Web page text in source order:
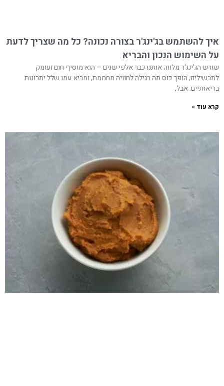
איך להשתמש בג'ינג'ר בצורה נכונה? כל מה שצריך לדעת
על השימוש הנכון והבריא
שורש הג'ינג'ר מלווה אותנו כבר אלפי שנים – הוא מוסיף חום ועומק
לתבשילים, הופך כוס תה רגילה לחוויה מחממת, ומביא עמו שלל יתרונות
בריאותיים. אבל,
קרא עוד »